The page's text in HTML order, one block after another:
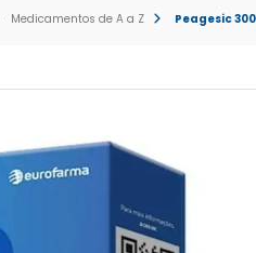
Medicamentos de A a Z Peagesic